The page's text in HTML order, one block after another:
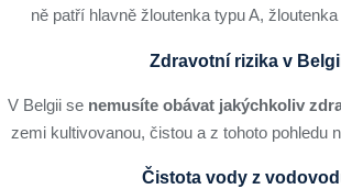
ně patří hlavně žloutenka typu A,
Zdravotní rizika v
V Belgii se nemusíte obávat jakýchkoliv
zemi kultivovanou, čistou a z tohoto pohledu
Čistota vody z